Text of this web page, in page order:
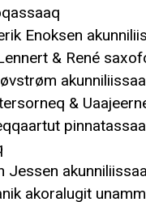
Enoksen
& René
&
akoralugit